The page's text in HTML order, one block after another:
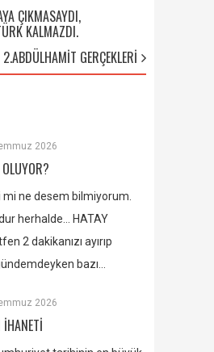
ÇIKMASAYDI,
KALMAZDI.
2.ABDÜLHAMİT GERÇEKLERİ
2026
OLUYOR?
mi ne desem bilmiyorum.
herhalde… HATAY
2 dakikanızı ayırıp
bazı…
2026
İHANETİ